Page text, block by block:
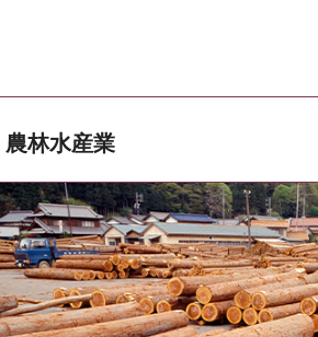
農林水産業